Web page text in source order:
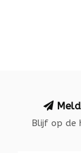
Meld
Blijf op de